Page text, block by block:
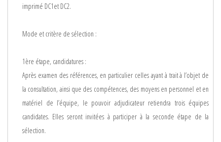
imprimé DC1et DC2.
Mode et critère de sélection :
1ère étape, candidatures :
Après examen des références, en particulier celles ayant à trait à l’objet de
la consultation, ainsi que des compétences, des moyens en personnel et en
matériel de l’équipe, le pouvoir adjudicateur retiendra trois équipes
candidates. Elles seront invitées à participer à la seconde étape de la
sélection.